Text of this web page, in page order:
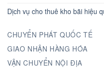
Dịch vụ cho thuê kho bãi hiệu
CHUYỂN PHÁT QUỐC TẾ
GIAO NHẬN HÀNG HÓA
VẬN CHUYỂN NỘI ĐỊA